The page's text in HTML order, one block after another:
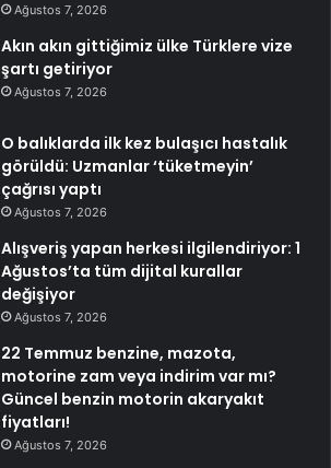
Ağustos 7, 2026
Akın akın gittiğimiz ülke Türklere vize
şartı getiriyor
Ağustos 7, 2026
O balıklarda ilk kez bulaşıcı hastalık
görüldü: Uzmanlar ‘tüketmeyin’
çağrısı yaptı
Ağustos 7, 2026
Alışveriş yapan herkesi ilgilendiriyor: 1
Ağustos’ta tüm dijital kurallar
değişiyor
Ağustos 7, 2026
22 Temmuz benzine, mazota,
motorine zam veya indirim var mı?
Güncel benzin motorin akaryakıt
fiyatları!
Ağustos 7, 2026